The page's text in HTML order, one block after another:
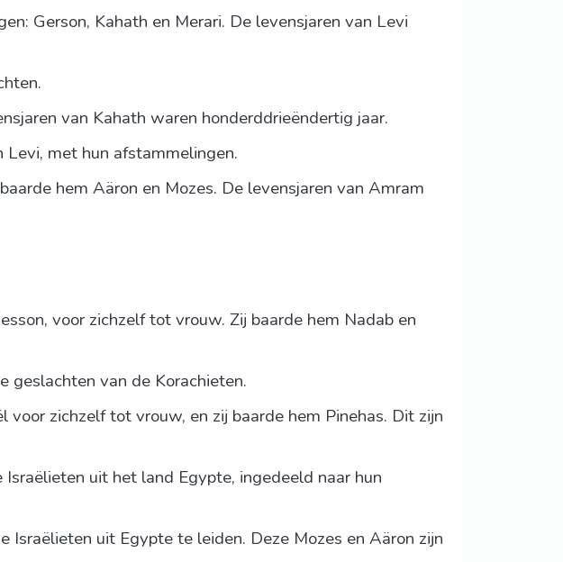
Gerson, Kahath en Merari. De levensjaren van Levi
van Kahath waren honderddrieëndertig jaar.
Levi, met hun afstammelingen.
hem Aäron en Mozes. De levensjaren van Amram
voor zichzelf tot vrouw. Zij baarde hem Nadab en
geslachten van de Korachieten.
zichzelf tot vrouw, en zij baarde hem Pinehas. Dit zijn
uit het land Egypte, ingedeeld naar hun
Israëlieten uit Egypte te leiden. Deze Mozes en Aäron zijn